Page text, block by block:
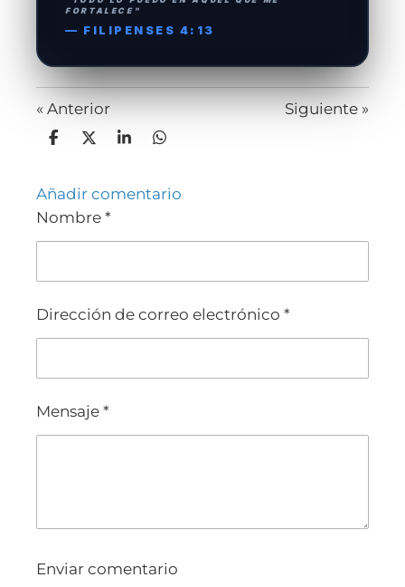
FORTALECE"
— FILIPENSES 4:13
«Anterior Siguiente »
CompartirCompartir
CompartirCompartir
Añadir comentario
Nombre *
Dirección de correo electrónico *
Mensaje *
Enviar comentario